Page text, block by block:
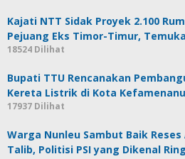
Kajati NTT Sidak Proyek 2.100
Pejuang Eks Timor-Timur,
18524 Dilihat
Bupati TTU Rencanakan
Kereta Listrik di Kota
17937 Dilihat
Warga Nunleu Sambut Baik Reses
Talib, Politisi PSI yang Dikenal